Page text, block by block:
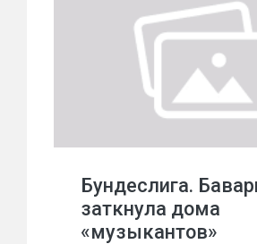
Бундеслига.
заткнула дома
«музыкантов»